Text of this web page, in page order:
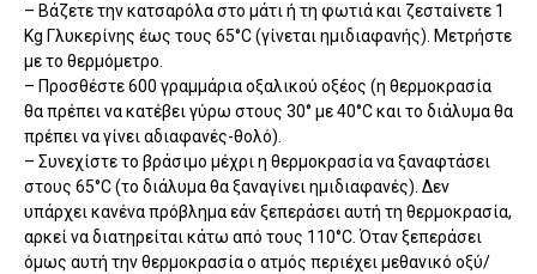
– Βάζετε την κατσαρόλα στο μάτι ή τη φωτιά και ζεσταίνετε 1
Kg Γλυκερίνης έως τους 65°C (γίνεται ημιδιαφανής). Μετρήστε
με το θερμόμετρο.
– Προσθέστε 600 γραμμάρια οξαλικού οξέος (η θερμοκρασία
θα πρέπει να κατέβει γύρω στους 30° με 40°C και το διάλυμα θα
πρέπει να γίνει αδιαφανές-θολό).
– Συνεχίστε το βράσιμο μέχρι η θερμοκρασία να ξαναφτάσει
στους 65°C (το διάλυμα θα ξαναγίνει ημιδιαφανές). Δεν
υπάρχει κανένα πρόβλημα εάν ξεπεράσει αυτή τη θερμοκρασία,
αρκεί να διατηρείται κάτω από τους 110°C. Όταν ξεπεράσει
όμως αυτή την θερμοκρασία ο ατμός περιέχει μεθανικό οξύ/